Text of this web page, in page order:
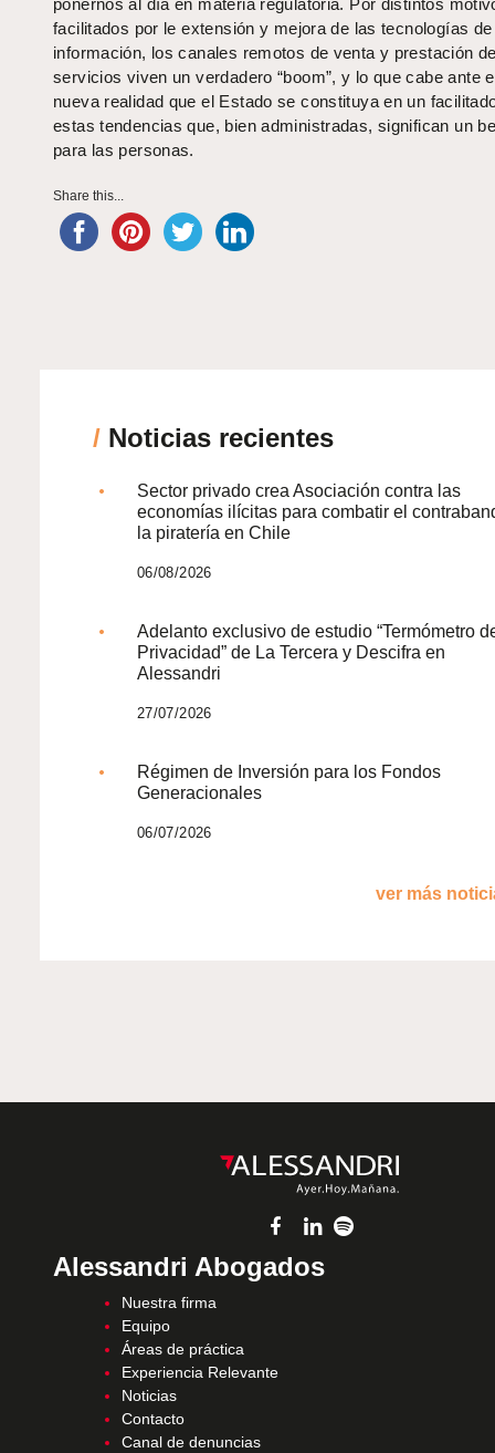
ponernos al día en materia regulatoria. Por distintos
facilitados por le extensión y mejora de las tecnologías de
información, los canales remotos de venta y prestación
servicios viven un verdadero “boom”, y lo que cabe ante
nueva realidad que el Estado se constituya en un
estas tendencias que, bien administradas, significan un
para las personas.
Share this...
/ Noticias recientes
Sector privado crea Asociación contra las
economías ilícitas para combatir el
la piratería en Chile
06/08/2026
Adelanto exclusivo de estudio “Termómetro
Privacidad” de La Tercera y Descifra en
Alessandri
27/07/2026
Régimen de Inversión para los Fondos
Generacionales
06/07/2026
ver más
Alessandri Abogados
Nuestra firma
Equipo
Áreas de práctica
Experiencia Relevante
Noticias
Contacto
Canal de denuncias